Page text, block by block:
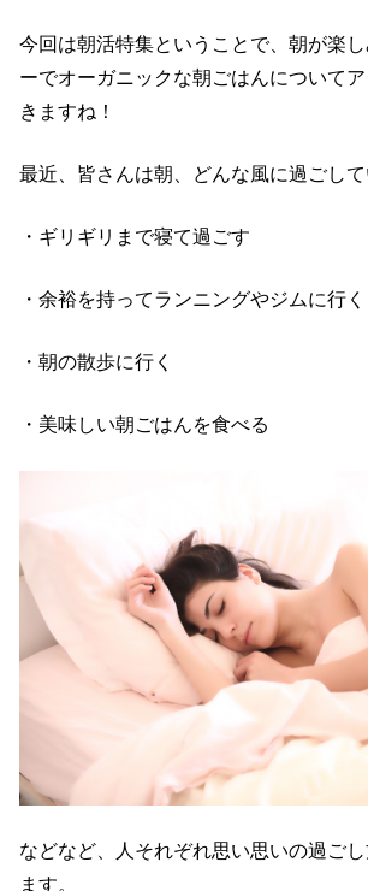
今回は朝活特集ということで、朝が楽
ーでオーガニックな朝ごはんについて
きますね！
最近、皆さんは朝、どんな風に過ごして
・ギリギリまで寝て過ごす
・余裕を持ってランニングやジムに行く
・朝の散歩に行く
・美味しい朝ごはんを食べる
などなど、人それぞれ思い思いの過ご
ます。